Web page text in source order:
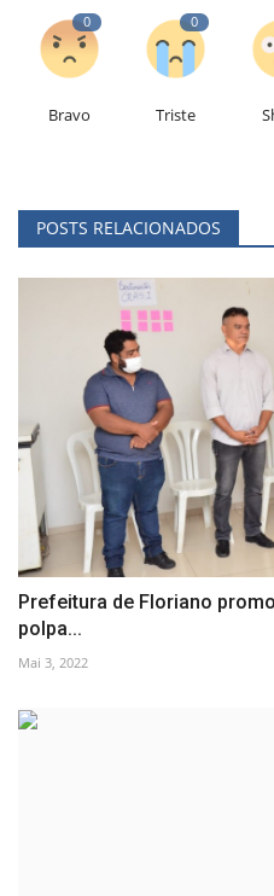
0
Bravo
0
Triste
POSTS RELACIONADOS
Prefeitura de Floriano
polpa...
Mai 3, 2022